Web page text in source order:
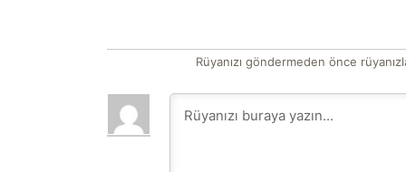
Rüyanızı göndermeden önce